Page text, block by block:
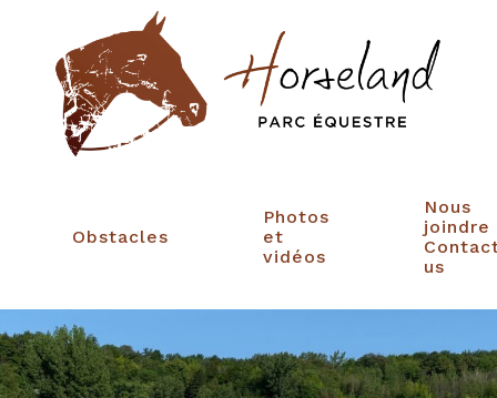
Obstacles
Photos
et
vidéos
Nous
joindre
us